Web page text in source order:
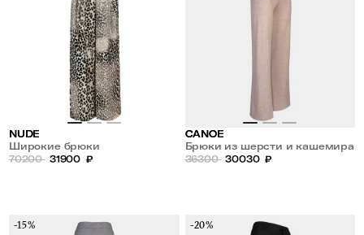
NUDE
Широкие брюки
70200 31900 ₽
CANOE
Брюки из шерсти и кашемира
36300 30030 ₽
-15% -20%